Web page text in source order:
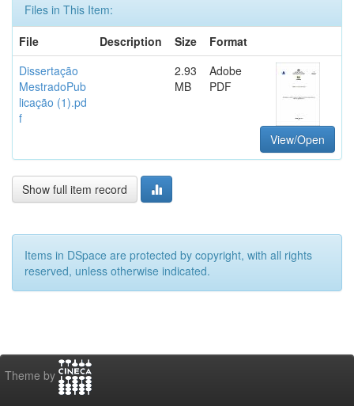
Files in This Item:
File
Description Size
Format
Dissertação
MestradoPub
licação (1).pd
f
2.93
MB
Adobe
PDF
View/Open
Show full item record
Items in DSpace are protected by copyright, with all rights
reserved, unless otherwise indicated.
Theme by